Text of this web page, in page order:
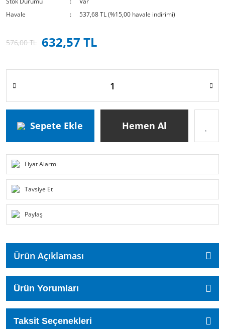
Havale
537,68 TL (%15,00 havale indirimi)
576,00 TL 632,57 TL
Sepete Ekle Hemen Al
Fiyat Alarmı
Tavsiye Et
Paylaş
Ürün Açıklaması
Ürün Yorumları
Taksit Seçenekleri